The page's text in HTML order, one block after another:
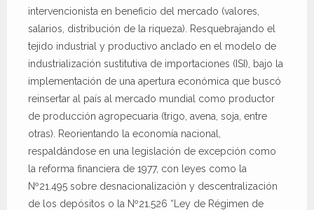
intervencionista en beneficio del mercado (valores,
salarios, distribución de la riqueza). Resquebrajando el
tejido industrial y productivo anclado en el modelo de
industrialización sustitutiva de importaciones (ISI), bajo la
implementación de una apertura económica que buscó
reinsertar al país al mercado mundial como productor
de producción agropecuaria (trigo, avena, soja, entre
otras). Reorientando la economía nacional,
respaldándose en una legislación de excepción como
la reforma financiera de 1977, con leyes como la
Nº21.495 sobre desnacionalización y descentralización
de los depósitos o la Nº21.526 “Ley de Régimen de